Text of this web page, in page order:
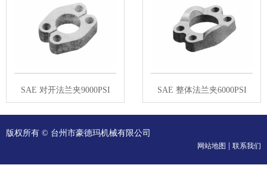
SAE 对开法兰夹9000PSI SAE 整体法兰夹6000PSI
版权所有 © 台州市豪德玛机械有限公司
网站地图 | 联系我们